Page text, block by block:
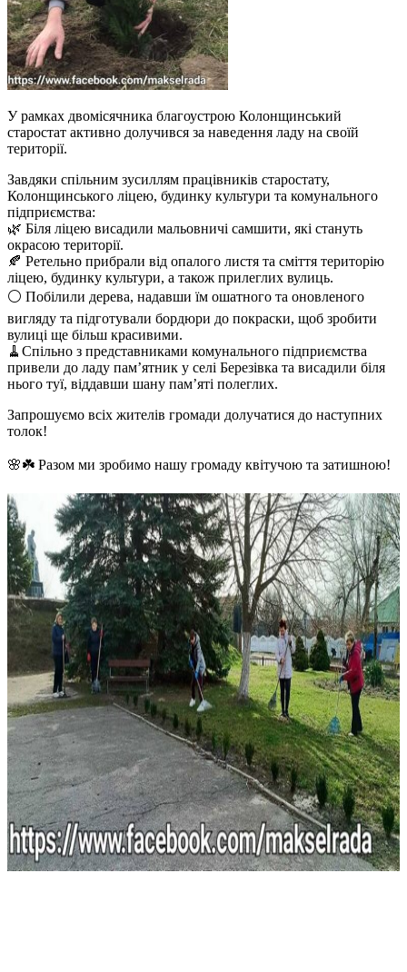
У рамках двомісячника благоустрою Колонщинський
старостат активно долучився за наведення ладу на своїй
території.
Завдяки спільним зусиллям працівників старостату,
Колонщинського ліцею, будинку культури та комунального
підприємства:
🌿 Біля ліцею висадили мальовничі самшити, які стануть
окрасою території.
🍂 Ретельно прибрали від опалого листя та сміття територію
ліцею, будинку культури, а також прилеглих вулиць.
⚪️ Побілили дерева, надавши їм ошатного та оновленого
вигляду та підготували бордюри до покраски, щоб зробити
вулиці ще більш красивими.
🧹Спільно з представниками комунального підприємства
привели до ладу пам’ятник у селі Березівка та висадили біля
нього туї, віддавши шану пам’яті полеглих.
Запрошуємо всіх жителів громади долучатися до наступних
толок!
🌸☘️ Разом ми зробимо нашу громаду квітучою та затишною!